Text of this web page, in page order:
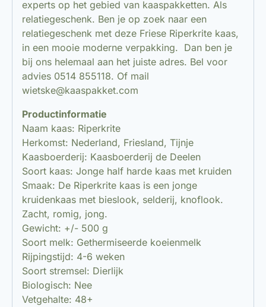
experts op het gebied van kaaspakketten. Als
relatiegeschenk. Ben je op zoek naar een
relatiegeschenk met deze Friese Riperkrite kaas,
in een mooie moderne verpakking. Dan ben je
bij ons helemaal aan het juiste adres. Bel voor
advies 0514 855118. Of mail
wietske@kaaspakket.com
Productinformatie
Naam kaas: Riperkrite
Herkomst: Nederland, Friesland, Tijnje
Kaasboerderij: Kaasboerderij de Deelen
Soort kaas: Jonge half harde kaas met kruiden
Smaak: De Riperkrite kaas is een jonge
kruidenkaas met bieslook, selderij, knoflook.
Zacht, romig, jong.
Gewicht: +/- 500 g
Soort melk: Gethermiseerde koeienmelk
Rijpingstijd: 4-6 weken
Soort stremsel: Dierlijk
Biologisch: Nee
Vetgehalte: 48+